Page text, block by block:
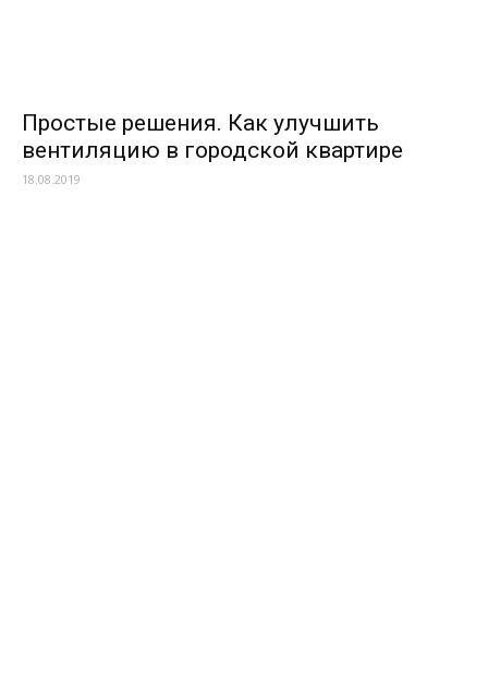
Простые решения. Как улучшить
вентиляцию в городской квартире
18.08.2019